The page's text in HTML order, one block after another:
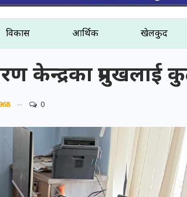
विकास आर्थिक खेलकुद
केन्द्रका प्रमुखलाई
0